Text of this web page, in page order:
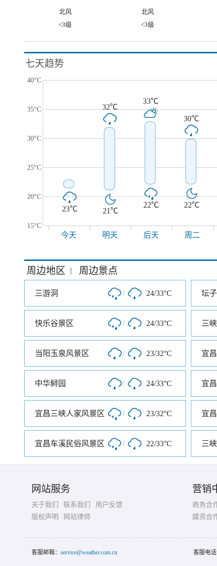
北风
北风
<3级
<3级
七天趋势
40°C
35°C
30°C
25°C
20°C
15°C
23℃
32℃
21℃
33℃
22℃
30℃
22℃
今天 明天 后天 周二
周边地区 | 周边景点
三游洞 / 24/33°C 坛
快乐谷景区 / 24/33°C 三
当阳玉泉风景区 / 23/32°C 宜
中华鲟园 / 24/33°C 宜
宜昌三峡人家风景区 / 23/32°C
宜昌车溪民俗风景区 / 22/33°C 三
网站服务
关于我们 联系我们
用户反馈
版权声明
网站律师
营销
商务合
媒资合
客服邮箱： service@weather.com.cn 客服电